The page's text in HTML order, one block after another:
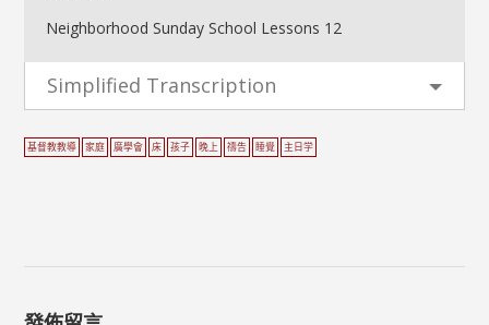
Neighborhood Sunday School Lessons 12
Simplified Transcription
基督教教導 家庭 廣學會 床 孩子 晚上 禱告 睡覺 主日学